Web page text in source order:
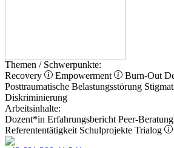
Themen / Schwerpunkte:
Recovery
Empowerment Burn-Out
Posttraumatische Belastungsstörung
Diskriminierung
Arbeitsinhalte:
Dozent*in Erfahrungsbericht Peer-Beratung
Referententätigkeit Schulprojekte Trialog